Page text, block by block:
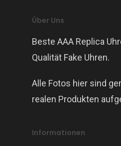
Über Uns
Beste AAA Replica
Qualität Fake Uhren.
Alle Fotos hier sind
realen Produkten
Informationen